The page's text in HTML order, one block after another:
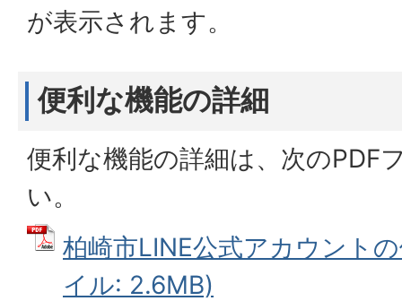
が表示されます。
便利な機能の詳細
便利な機能の詳細は、次のPDF
い。
柏崎市LINE公式アカウント
イル: 2.6MB)